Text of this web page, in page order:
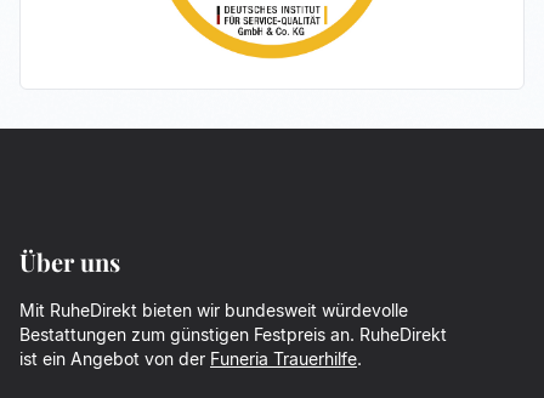
Über uns
Mit RuheDirekt bieten wir bundesweit würdevolle
Bestattungen zum günstigen Festpreis an. RuheDirekt
ist ein Angebot von der Funeria Trauerhilfe.